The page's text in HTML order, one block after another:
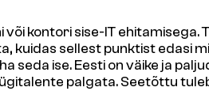
kontori sise-IT ehitamisega.
kuidas sellest punktist edasi
seda ise. Eesti on väike ja
palgata. Seetõttu